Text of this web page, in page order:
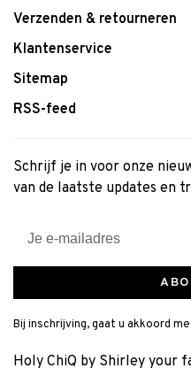
Verzenden & retourneren
Klantenservice
Sitemap
RSS-feed
Schrijf je in voor onze
van de laatste updates en
Bij inschrijving, gaat u akkoord
Holy ChiQ by Shirley your